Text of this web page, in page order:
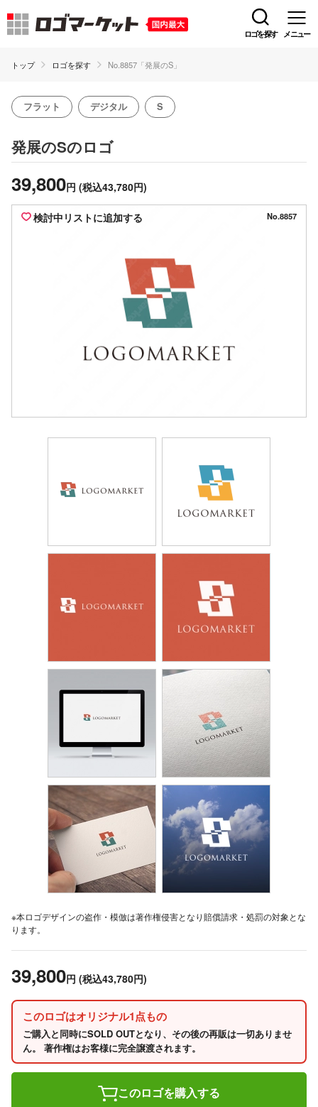
ロゴを探す メニュー
トップ ロゴを探す No.8857「発展のS」
フラット デジタル S
発展のSのロゴ
39,800円 (税込43,780円)
検討中リストに追加する No.8857
※本ロゴデザインの盗作・模倣は著作権侵害となり賠償請求・処罰の対象とな
ります。
39,800円 (税込43,780円)
このロゴはオリジナル1点もの
ご購入と同時にSOLD OUTとなり、その後の再販は一切ありませ
ん。 著作権はお客様に完全譲渡されます。
このロゴを購入する